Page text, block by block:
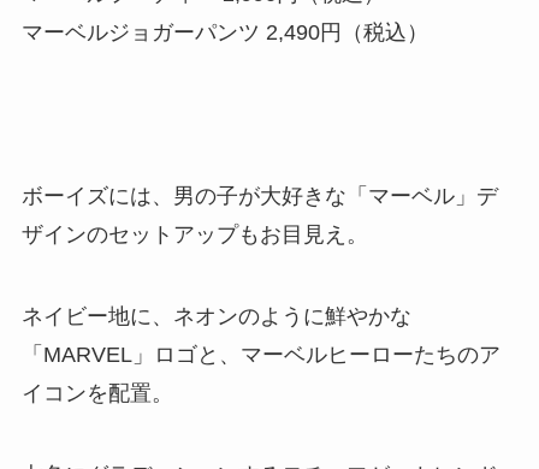
マーベルジョガーパンツ 2,490円（税込）
ボーイズには、男の子が大好きな「マーベル」デ
ザインのセットアップもお目見え。
ネイビー地に、ネオンのように鮮やかな
「MARVEL」ロゴと、マーベルヒーローたちのア
イコンを配置。